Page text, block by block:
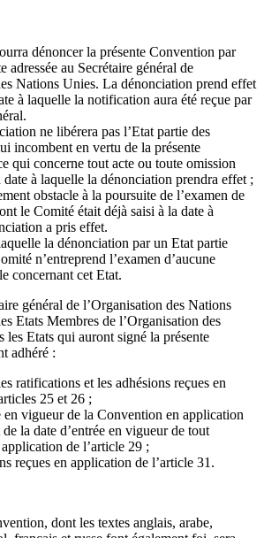
dénoncer la présente Convention par
adressée au Secrétaire général de
Nations Unies. La dénonciation prend effet
à laquelle la notification aura été reçue par
ne libérera pas l’Etat partie des
incombent en vertu de la présente
qui concerne tout acte ou toute omission
à laquelle la dénonciation prendra effet ;
obstacle à la poursuite de l’examen de
le Comité était déjà saisi à la date à
a pris effet.
la dénonciation par un Etat partie
n’entreprend l’examen d’aucune
concernant cet Etat.
général de l’Organisation des Nations
Etats Membres de l’Organisation des
les Etats qui auront signé la présente
adhéré :
ratifications et les adhésions reçues en
25 et 26 ;
en vigueur de la Convention en application
la date d’entrée en vigueur de tout
de l’article 29 ;
reçues en application de l’article 31.
dont les textes anglais, arabe,